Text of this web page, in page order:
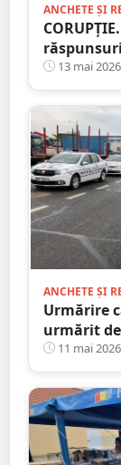
ANCHETE ȘI
Mare. Nici
13 mai 2026
ANCHETE ȘI
Urmărire
urmărit
polițiștilor
11 mai 2026